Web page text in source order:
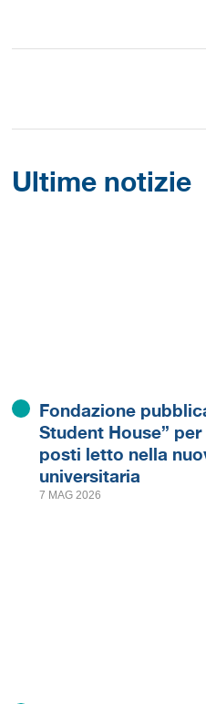
Ultime notizie
Fondazione
Student House”
posti letto nella
universitaria
7 MAG 2026